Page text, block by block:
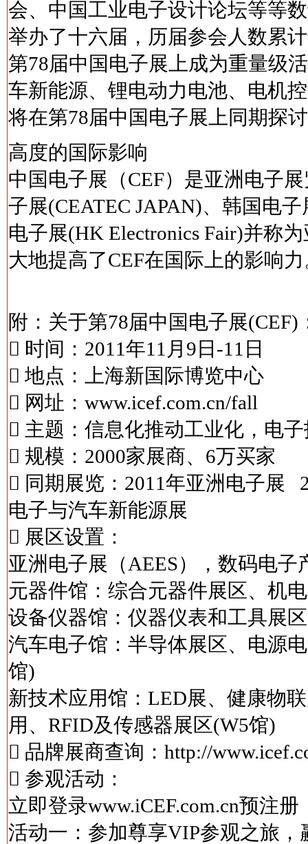
会、中国工业电子设计论坛等等
举办了十六届，历届参会人数累
第78届中国电子展上成为重量级
车新能源、锂电动力电池、电机
将在第78届中国电子展上同期探
高度的国际影响
中国电子展（CEF）是亚洲电子
子展(CEATEC JAPAN)、韩国电
电子展(HK Electronics Fair)并称
大地提高了CEF在国际上的影响
附：关于第78届中国电子展(CEF)
 时间：2011年11月9日-11日
 地点：上海新国际博览中心
 网址：www.icef.com.cn/fall
 主题：信息化推动工业化，电
 规模：2000家展商、6万买家
 同期展览：2011年亚洲电子展
电子与汽车新能源展
 展区设置：
亚洲电子展（AEES），数码电
元器件馆：综合元器件展区、机
设备仪器馆：仪器仪表和工具展
汽车电子馆：半导体展区、电源
馆)
新技术应用馆：LED展、健康物
用、RFID及传感器展区(W5馆)
 品牌展商查询：http://
 参观活动：
立即登录www.iCEF.com.cn预注册
活动一：参加尊享VIP参观之旅，